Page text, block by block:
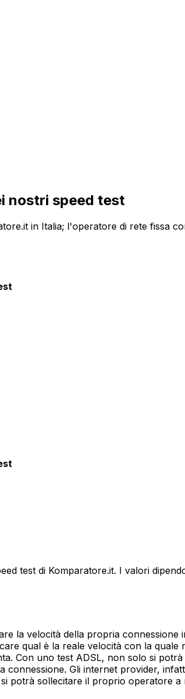
nostri speed test
in Italia; l'operatore di rete fissa
test di Komparatore.it. I valori
la velocità della propria
qual è la reale velocità con la
Con uno test ADSL, non solo si
Gli internet provider,
potrà sollecitare il proprio operatore